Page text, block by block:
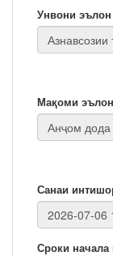
Унвони эълон
Мақоми эълон
Санаи
Сроки начала